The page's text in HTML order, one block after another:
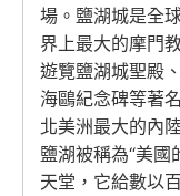
場。鹽湖城是全
界上最大的摩門
遊覽鹽湖城聖殿
海鷗紀念碑等著
北美洲最大的內
鹽湖被稱為“美國
天堂，它給數以